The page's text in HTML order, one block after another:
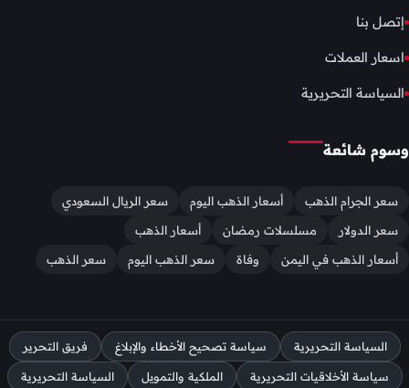
إتصل بنا
اسعار العملات
السياسة التحريرية
وسوم شائعة
سعر الجرام الذهب أسعار الذهب اليوم
سعر الريال السعودي
سعر الدولار
مسلسلات رمضان
أسعار الذهب
أسعار الذهب في اليمن
وفاة سعر الذهب اليوم سعر الذهب
السياسة التحريرية سياسة تصحيح الأخطاء والإبلاغ فريق التحرير
سياسة الأخلاقيات التحريرية الملكية والتمويل السياسة التحريرية